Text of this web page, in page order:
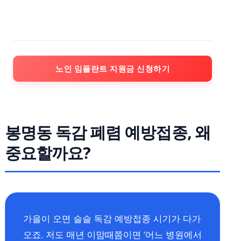
노인 임플란트 지원금 신청하기
봉명동 독감 폐렴 예방접종, 왜
중요할까요?
가을이 오면 슬슬 독감 예방접종 시기가 다가
오죠. 저도 매년 이맘때쯤이면 ‘어느 병원에서